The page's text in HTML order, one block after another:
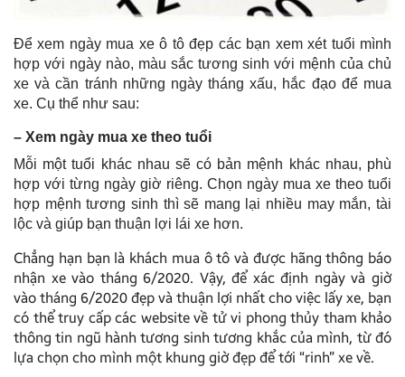
Để xem ngày mua xe ô tô đẹp các bạn xem xét tuổi mình
hợp với ngày nào, màu sắc tương sinh với mệnh của chủ
xe và cần tránh những ngày tháng xấu, hắc đạo để mua
xe. Cụ thể như sau:
– Xem ngày mua xe theo tuổi
Mỗi một tuổi khác nhau sẽ có bản mệnh khác nhau, phù
hợp với từng ngày giờ riêng. Chọn ngày mua xe theo tuổi
hợp mệnh tương sinh thì sẽ mang lại nhiều may mắn, tài
lộc và giúp bạn thuận lợi lái xe hơn.
Chẳng hạn bạn là khách mua ô tô và được hãng thông báo
nhận xe vào tháng 6/2020. Vậy, để xác định ngày và giờ
vào tháng 6/2020 đẹp và thuận lợi nhất cho việc lấy xe, bạn
có thể truy cấp các website về tử vi phong thủy tham khảo
thông tin ngũ hành tương sinh tương khắc của mình, từ đó
lựa chọn cho mình một khung giờ đẹp để tới “rinh” xe về.